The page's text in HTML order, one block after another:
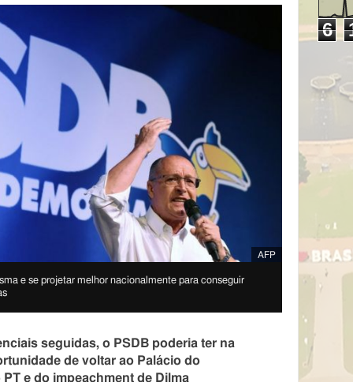
AFP
e se projetar melhor nacionalmente para conseguir
seguidas, o PSDB poderia ter na
de voltar ao Palácio do
e do impeachment de Dilma
6